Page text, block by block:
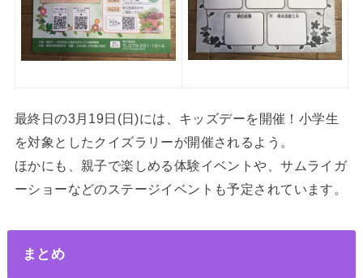
最終日の3月19日(日)には、キッズデーを開催！小学生
を対象としたクイズラリーが開催されるよう。
ほかにも、親子で楽しめる体験イベントや、サムライガ
ーショーなどのステージイベントも予定されています。
まとめ